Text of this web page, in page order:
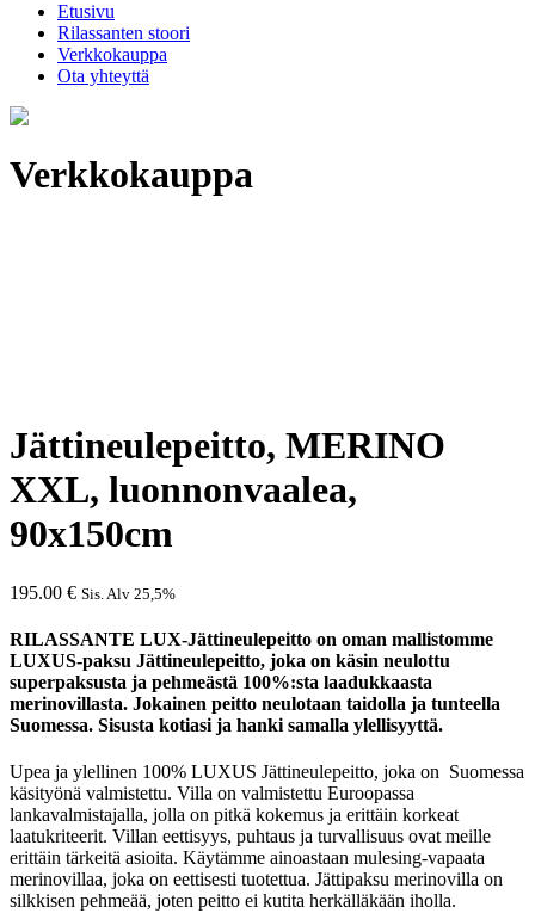
Etusivu
Rilassanten stoori
Verkkokauppa
Ota yhteyttä
Verkkokauppa
Jättineulepeitto, MERINO
XXL, luonnonvaalea,
90x150cm
195.00 € Sis. Alv 25,5%
RILASSANTE LUX-Jättineulepeitto on oman mallistomme
LUXUS-paksu Jättineulepeitto, joka on käsin neulottu
superpaksusta ja pehmeästä 100%:sta laadukkaasta
merinovillasta. Jokainen peitto neulotaan taidolla ja tunteella
Suomessa. Sisusta kotiasi ja hanki samalla ylellisyyttä.
Upea ja ylellinen 100% LUXUS Jättineulepeitto, joka on Suomessa
käsityönä valmistettu. Villa on valmistettu Euroopassa
lankavalmistajalla, jolla on pitkä kokemus ja erittäin korkeat
laatukriteerit. Villan eettisyys, puhtaus ja turvallisuus ovat meille
erittäin tärkeitä asioita. Käytämme ainoastaan mulesing-vapaata
merinovillaa, joka on eettisesti tuotettua. Jättipaksu merinovilla on
silkkisen pehmeää, joten peitto ei kutita herkälläkään iholla.